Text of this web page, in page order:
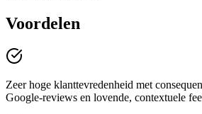
Voordelen
Zeer hoge klanttevredenheid met
Google‑reviews en lovende, contextuele